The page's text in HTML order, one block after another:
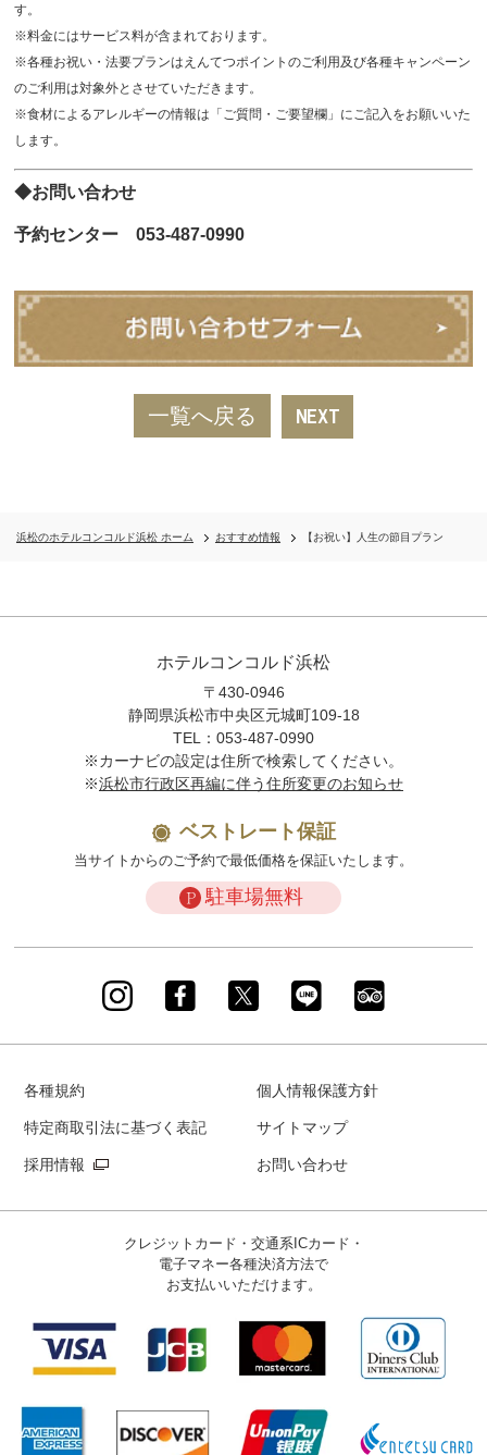
す。
※料金にはサービス料が含まれております。
※各種お祝い・法要プランはえんてつポイントのご利用及び各種キャンペーン
のご利用は対象外とさせていただきます。
※食材によるアレルギーの情報は「ご質問・ご要望欄」にご記入をお願いいた
します。
◆お問い合わせ
予約センター 053-487-0990
一覧へ戻る NEXT
浜松のホテルコンコルド浜松 ホーム おすすめ情報 【お祝い】人生の節目プラン
ホテルコンコルド浜松
〒430-0946
静岡県浜松市中央区元城町109-18
TEL：053-487-0990
※カーナビの設定は住所で検索してください。
※浜松市行政区再編に伴う住所変更のお知らせ
ベストレート保証
当サイトからのご予約で最低価格を保証いたします。
駐車場無料
各種規約 個人情報保護方針
特定商取引法に基づく表記 サイトマップ
採用情報 お問い合わせ
クレジットカード・交通系ICカード・
電子マネー各種決済方法で
お支払いいただけます。